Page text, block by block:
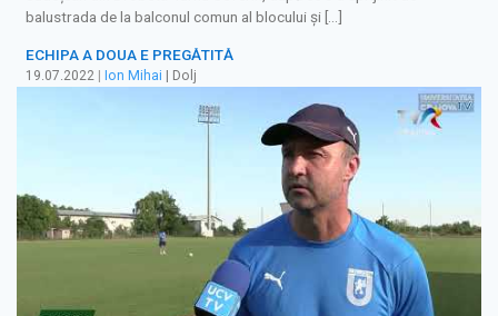
balustrada de la balconul comun al blocului și […]
ECHIPA A DOUA E PREGĂTITĂ
19.07.2022 Ion Mihai | Dolj